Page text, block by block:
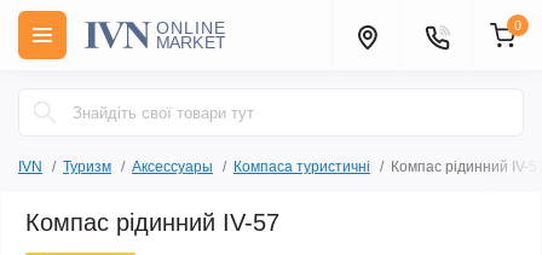
0
IVN Туризм Аксессуары Компаса туристичні Компас рідинний IV-
Компас рідинний IV-57